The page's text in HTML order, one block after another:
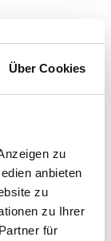
Über Cookies
zu
anbieten
zu
zu Ihrer
für